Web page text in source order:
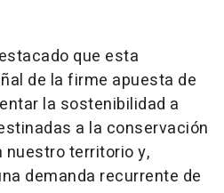
que esta
de la firme apuesta de
la sostenibilidad a
a la conservación
nuestro territorio y,
demanda recurrente de